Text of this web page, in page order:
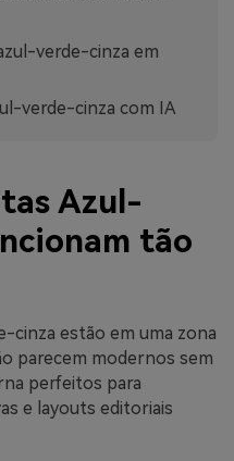
verde-cinza em
verde-cinza com IA
Azul-
tão
cinza estão em uma zona
parecem modernos sem
perfeitos para
e layouts editoriais